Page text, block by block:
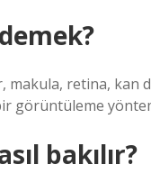
retina, kan
görüntüleme
bakılır?